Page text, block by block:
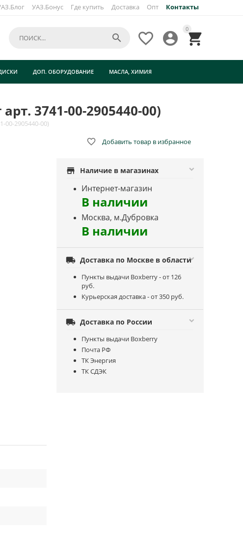
УАЗ.Бонус Где купить Доставка Опт Контакты
0




ДОП. ОБОРУДОВАНИЕ МАСЛА, ХИМИЯ
3741-00-2905440-00)
00-2905440-00)
 Добавить товар в избранное
store Наличие в магазинах
Интернет-магазин
В наличии
Москва, м.Дубровка
В наличии
 Доставка по Москве в области
Пункты выдачи Boxberry - от 126
руб.
Курьерская доставка - от 350 руб.
 Доставка по России
Пункты выдачи Boxberry
Почта РФ
ТК Энергия
ТК СДЭК